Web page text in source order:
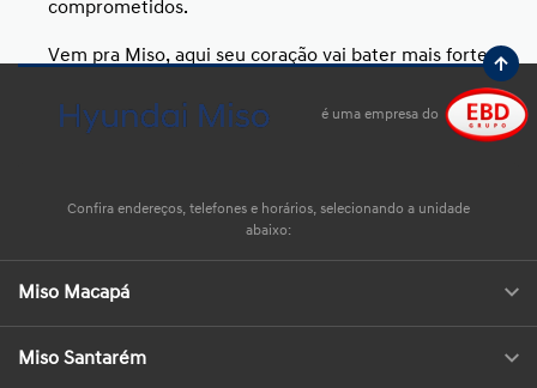
comprometidos.
Vem pra Miso, aqui seu coração vai bater mais forte
é uma empresa do
Confira endereços, telefones e horários, selecionando a unidade
abaixo:
Miso Macapá
Miso Santarém